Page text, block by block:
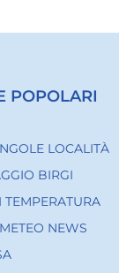
POPOLARI
LOCALITÀ
BIRGI
NEWS